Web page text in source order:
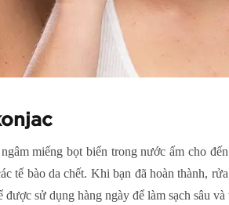
miếng bọt biển trong nước ấm cho
tế bào da chết. Khi bạn đã hoàn thành,
sử dụng hàng ngày để làm sạch sâu và